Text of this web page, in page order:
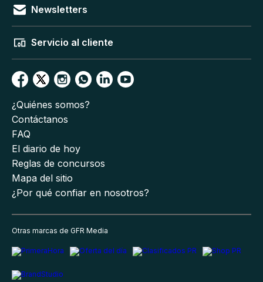
Newsletters
Servicio al cliente
¿Quiénes somos?
Contáctanos
FAQ
El diario de hoy
Reglas de concursos
Mapa del sitio
¿Por qué confiar en nosotros?
Otras marcas de GFR Media